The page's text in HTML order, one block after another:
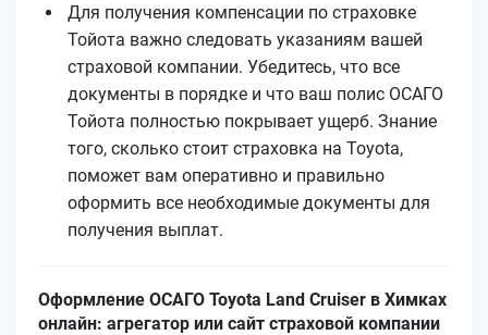
Для получения компенсации по страховке
Тойота важно следовать указаниям вашей
страховой компании. Убедитесь, что все
документы в порядке и что ваш полис ОСАГО
Тойота полностью покрывает ущерб. Знание
того, сколько стоит страховка на Toyota,
поможет вам оперативно и правильно
оформить все необходимые документы для
получения выплат.
Оформление ОСАГО Toyota Land Cruiser в Химках
онлайн: агрегатор или сайт страховой компании